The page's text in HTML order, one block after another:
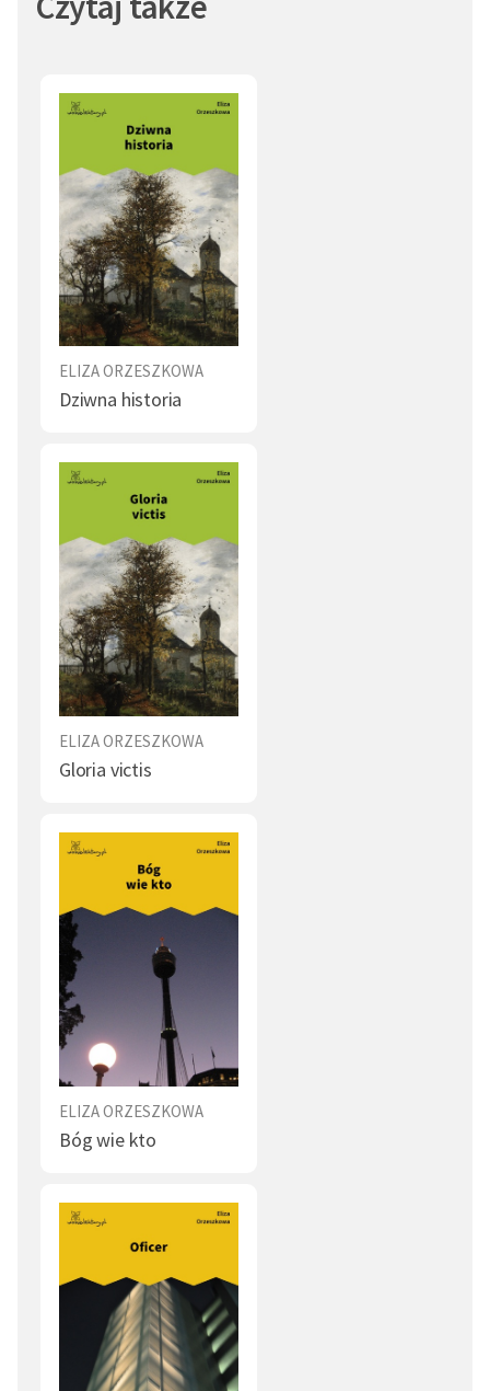
autor: Bartłomiej Sandomierski
ELIZA ORZESZKOWA
Dziwna historia
ELIZA ORZESZKOWA
Gloria victis
ELIZA ORZESZKOWA
Bóg wie kto